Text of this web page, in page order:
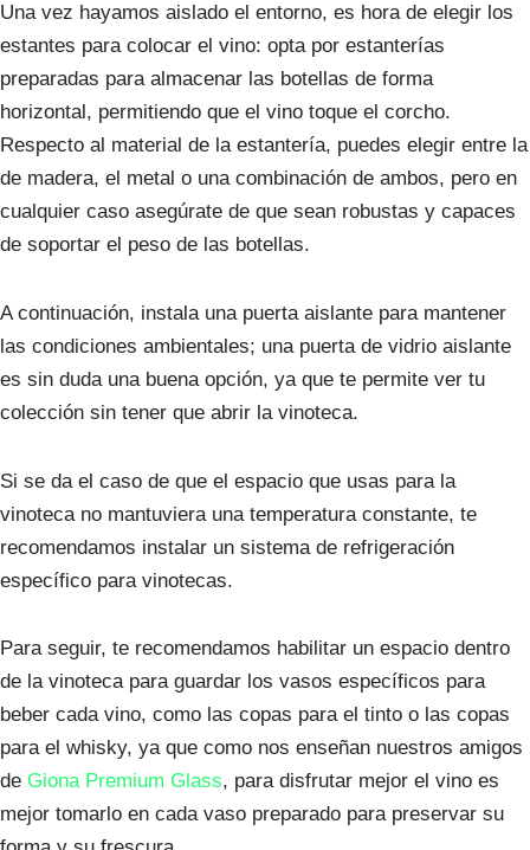
Una vez hayamos aislado el entorno, es hora de elegir los
estantes para colocar el vino: opta por estanterías
preparadas para almacenar las botellas de forma
horizontal, permitiendo que el vino toque el corcho.
Respecto al material de la estantería, puedes elegir entre la
de madera, el metal o una combinación de ambos, pero en
cualquier caso asegúrate de que sean robustas y capaces
de soportar el peso de las botellas.
A continuación, instala una puerta aislante para mantener
las condiciones ambientales; una puerta de vidrio aislante
es sin duda una buena opción, ya que te permite ver tu
colección sin tener que abrir la vinoteca.
Si se da el caso de que el espacio que usas para la
vinoteca no mantuviera una temperatura constante, te
recomendamos instalar un sistema de refrigeración
específico para vinotecas.
Para seguir, te recomendamos habilitar un espacio dentro
de la vinoteca para guardar los vasos específicos para
beber cada vino, como las copas para el tinto o las copas
para el whisky, ya que como nos enseñan nuestros amigos
de Giona Premium Glass, para disfrutar mejor el vino es
mejor tomarlo en cada vaso preparado para preservar su